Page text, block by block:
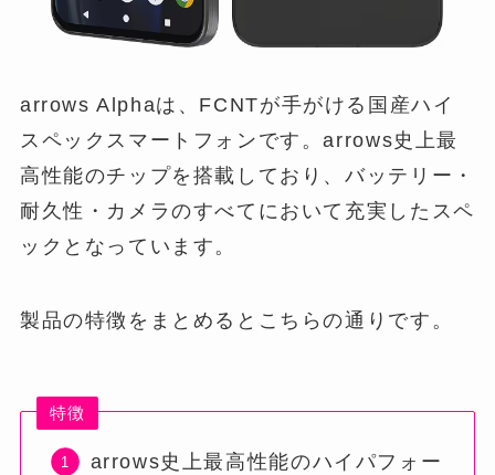
arrows Alphaは、FCNTが手がける国産ハイ
スペックスマートフォンです。arrows史上最
高性能のチップを搭載しており、バッテリー・
耐久性・カメラのすべてにおいて充実したスペ
ックとなっています。
製品の特徴をまとめるとこちらの通りです。
特徴
arrows史上最高性能のハイパフォー